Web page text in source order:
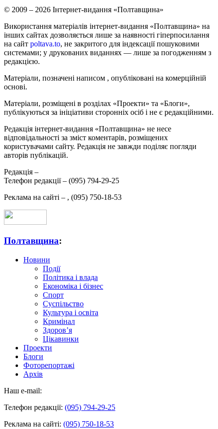
© 2009 – 2026 Інтернет-видання «Полтавщина»
Використання матеріалів інтернет-видання «Полтавщина» на
інших сайтах дозволяється лише за наявності гіперпосилання
на сайт poltava.to, не закритого для індексації пошуковими
системами; у друкованих виданнях — лише за погодженням з
редакцією.
Матеріали, позначені написом , опубліковані на комерційній
основі.
Матеріали, розміщені в розділах «Проекти» та «Блоги»,
публікуються за ініціативи сторонніх осіб і не є редакційними.
Редакція інтернет-видання «Полтавщина» не несе
відповідальності за зміст коментарів, розміщених
користувачами сайту. Редакція не завжди поділяє погляди
авторів публікацій.
Редакція –
Телефон редакції – (095) 794-29-25
Реклама на сайті – , (095) 750-18-53
Полтавщина:
Новини
Події
Політика і влада
Економіка і бізнес
Спорт
Суспільство
Культура і освіта
Кримінал
Здоров’я
Цікавинки
Проекти
Блоги
Фоторепортажі
Архів
Наш e-mail:
Телефон редакції: (095) 794-29-25
Реклама на сайті: (095) 750-18-53